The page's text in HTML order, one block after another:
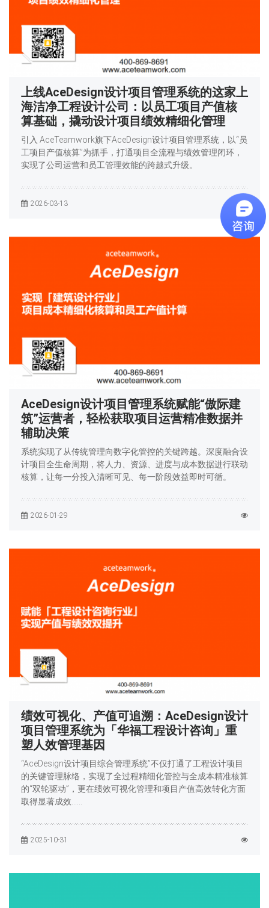
上线AceDesign设计项目管理系统的这家上
海洁净工程设计公司：以员工项目产值核
算基础，撬动设计项目绩效精细化管理
引入 AceTeamwork旗下AceDesign设计项目管理系统，以“员
工项目产值核算”为抓手，打通项目全流程与绩效管理闭环，
实现了公司运营和员工管理效能的跨越式升级。
2026-03-13
AceDesign设计项目管理系统赋能“傲际建
筑”运营者，轻松获取项目运营精准数据并
辅助决策
系统实现了从传统管理向数字化管控的关键跨越。深度融合设
计项目全生命周期，将人力、资源、进度与成本数据进行联动
核算，让每一分投入清晰可见、每一阶段效益即时可循。
2026-01-29
绩效可视化、产值可追溯：AceDesign设计
项目管理系统为「华福工程设计咨询」重
塑人效管理基因
“AceDesign设计项目综合管理系统”不仅打通了工程设计项目
的关键管理脉络，实现了全过程精细化管控与全成本精准核算
的“双轮驱动”，更在绩效可视化管理和项目产值高效转化方面
取得显著成效……
2025-10-31